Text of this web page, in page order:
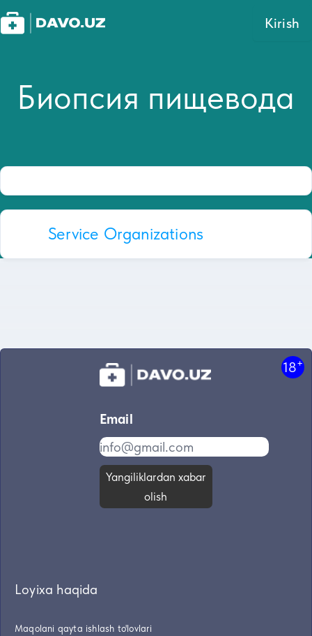
Kirish
Биопсия пищевода
Service Organizations
18+
Email
Yangiliklardan xabar
olish
Loyixa haqida
Maqolani qayta ishlash to'lovlari